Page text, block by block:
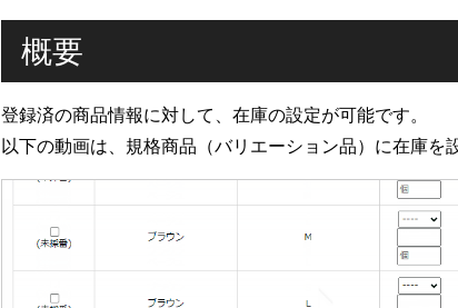
概要
登録済の商品情報に対して、在庫の設定が可能です。
以下の動画は、規格商品（バリエーション品）に在庫を